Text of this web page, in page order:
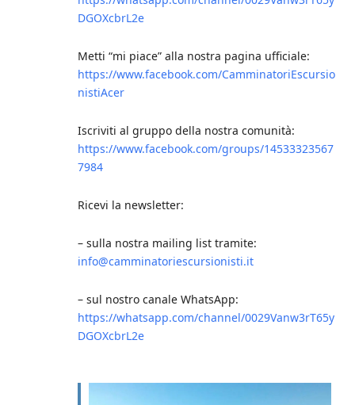
DGOXcbrL2e
Metti “mi piace” alla nostra pagina ufficiale:
https://www.facebook.com/CamminatoriEscursio
nistiAcer
Iscriviti al gruppo della nostra comunità:
https://www.facebook.com/groups/14533323567
7984
Ricevi la newsletter:
– sulla nostra mailing list tramite:
info@camminatoriescursionisti.it
– sul nostro canale WhatsApp:
https://whatsapp.com/channel/0029Vanw3rT65y
DGOXcbrL2e